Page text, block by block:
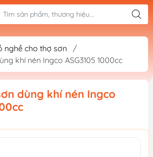
nghề cho thợ sơn
/
khí nén Ingco ASG3105 1000cc
dùng khí nén Ingco